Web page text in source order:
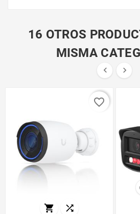
16 OTROS
MISMA
 
 
favorite_border